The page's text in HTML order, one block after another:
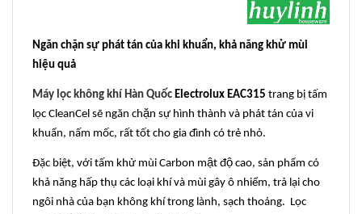
Ngăn chặn sự phát tán của khi khuẩn, khả năng khử mùi
hiệu quả
Máy lọc không khí Hàn Quốc Electrolux EAC315 trang bị tấm
lọc CleanCel sẽ ngăn chặn sự hình thành và phát tán của vi
khuẩn, nấm mốc, rất tốt cho gia đình có trẻ nhỏ.
Đặc biệt, với tấm khử mùi Carbon mật độ cao, sản phẩm có
khả năng hấp thụ các loại khí và mùi gây ô nhiểm, trả lại cho
ngôi nhà của bạn không khí trong lành, sạch thoáng. Lọc